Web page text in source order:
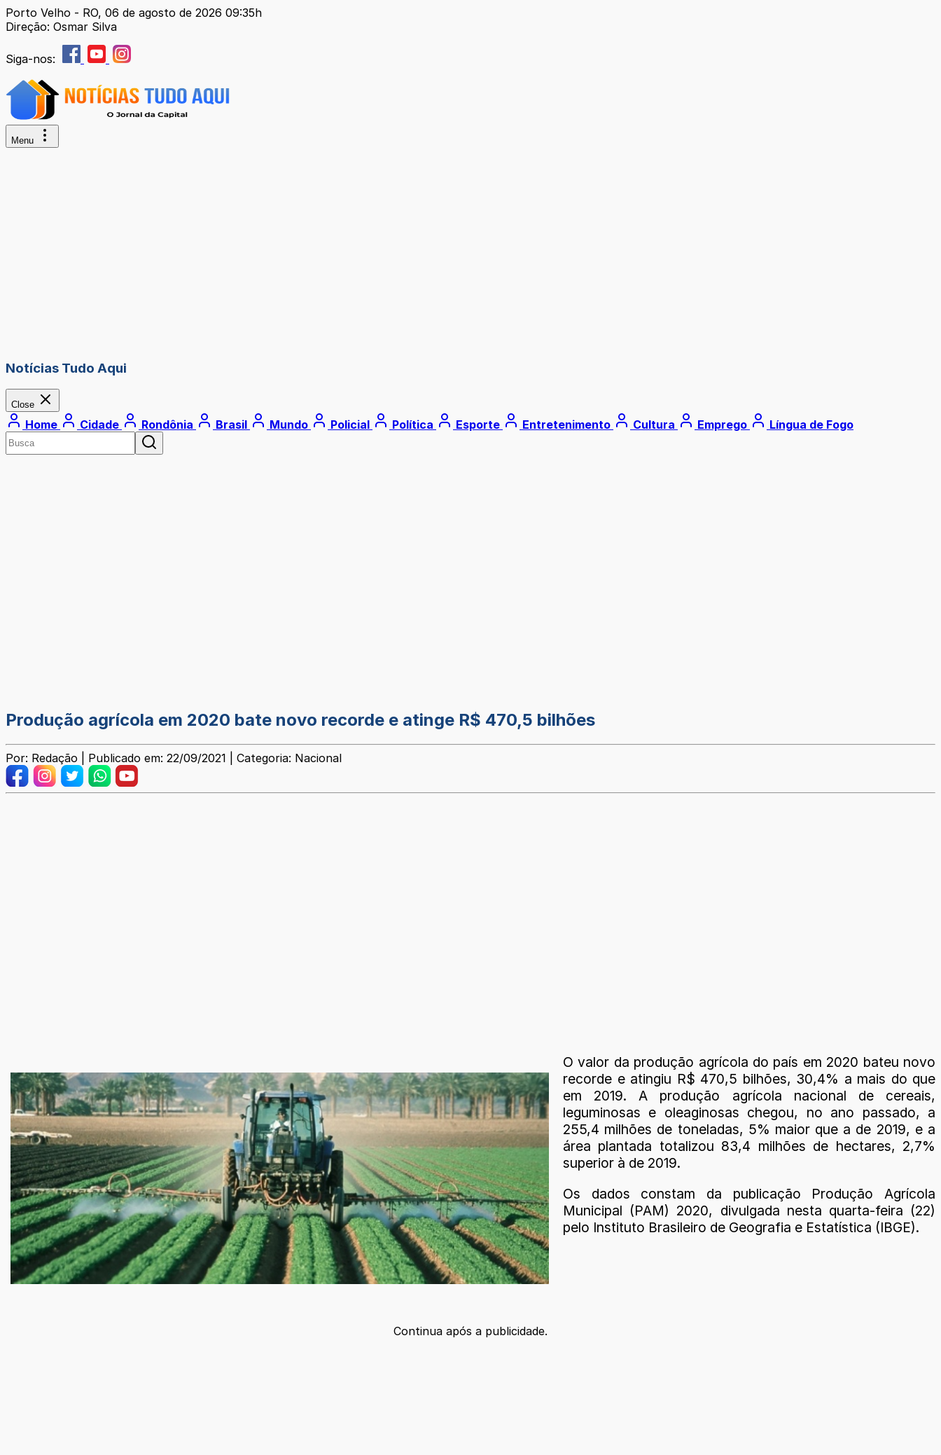
Porto Velho - RO, 06 de agosto de 2026 09:35h
Direção: Osmar Silva
Siga-nos:
Menu
Notícias Tudo Aqui
Close
Home Cidade Rondônia Brasil Mundo Policial Política Esporte Entretenimento Cultura Emprego Língua de Fogo
Produção agrícola em 2020 bate novo recorde e atinge R$ 470,5 bilhões
Por: Redação | Publicado em: 22/09/2021 | Categoria: Nacional
O valor da produção agrícola do país em 2020 bateu novo
recorde e atingiu R$ 470,5 bilhões, 30,4% a mais do que
em 2019. A produção agrícola nacional de cereais,
leguminosas e oleaginosas chegou, no ano passado, a
255,4 milhões de toneladas, 5% maior que a de 2019, e a
área plantada totalizou 83,4 milhões de hectares, 2,7%
superior à de 2019.
Os dados constam da publicação Produção Agrícola
Municipal (PAM) 2020, divulgada nesta quarta-feira (22)
pelo Instituto Brasileiro de Geografia e Estatística (IBGE).
Continua após a publicidade.